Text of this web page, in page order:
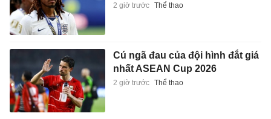
2 giờ trước Thể thao
Cú ngã đau của đội hình đắt giá
nhất ASEAN Cup 2026
2 giờ trước Thể thao